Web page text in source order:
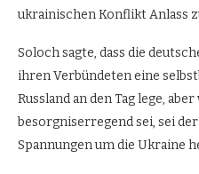
ukrainischen Konflikt Anlass
Soloch sagte, dass die
ihren Verbündeten eine
Russland an den Tag lege,
besorgniserregend sei, sei
Spannungen um die Ukraine